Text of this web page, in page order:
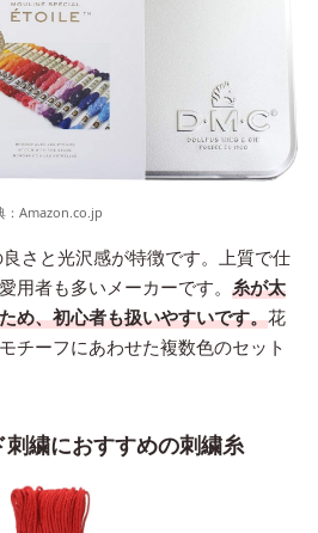
Amazon.co.jp
さと光沢感が特徴です。上質で仕
用者も多いメーカーです。 糸が太
め、初心者も扱いやすいです。花
チーフにあわせた複数色のセット
繍におすすめの刺繍糸